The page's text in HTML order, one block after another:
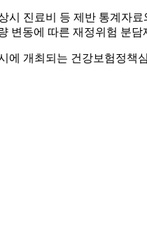
시 진료비 등 제반 통계자
변동에 따른 재정위험 분
에 개최되는 건강보험정책